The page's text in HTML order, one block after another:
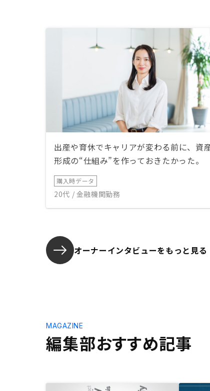
出産や育休でキャリアが変わる前に、資
形成の“仕組み”を作っておきたかった。
購入時データ
20代 / 金融機関勤務
オーナーインタビューをもっと見る
編集部おすすめ記事
MAGAZINE